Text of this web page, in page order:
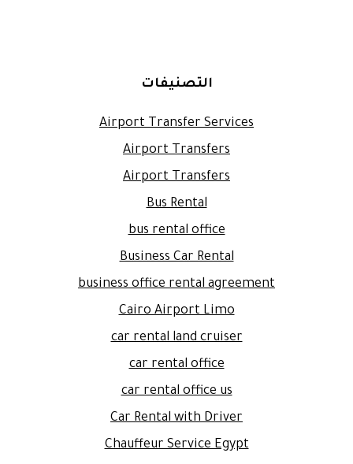
التصنيفات
Airport Transfer Services
Airport Transfers
Airport Transfers
Bus Rental
bus rental office
Business Car Rental
business office rental agreement
Cairo Airport Limo
car rental land cruiser
car rental office
car rental office us
Car Rental with Driver
Chauffeur Service Egypt